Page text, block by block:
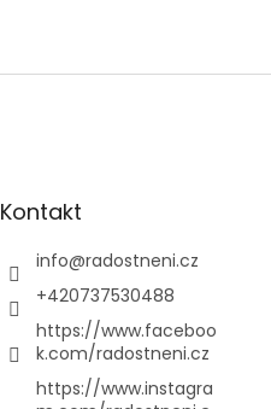
Kontakt
info@radostneni.cz
+420737530488
https://www.faceboo
k.com/radostneni.cz
https://www.instagra